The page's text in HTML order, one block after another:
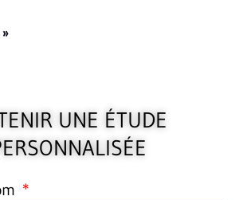
UNE ÉTUDE